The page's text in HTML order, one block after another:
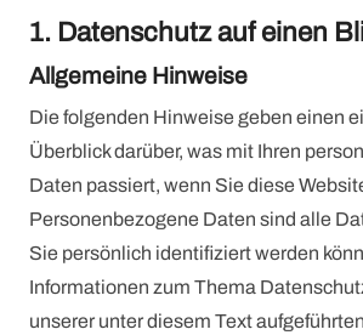
1. Datenschutz auf einen
Allgemeine Hinweise
Die folgenden Hinweise geben einen
Überblick darüber, was mit Ihren
Daten passiert, wenn Sie diese
Personenbezogene Daten sind alle
Sie persönlich identifiziert werden
Informationen zum Thema
unserer unter diesem Text aufgeführten